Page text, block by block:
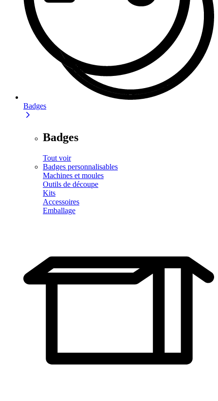
Badges
Badges
Tout voir
Badges personnalisables
Machines et moules
Outils de découpe
Kits
Accessoires
Emballage